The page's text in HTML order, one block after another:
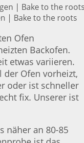
| Bake to the roots
Ofen
Backofen.
etwas variieren.
der Ofen vorheizt,
oder ist schneller
fix. Unserer ist
näher an 80-85